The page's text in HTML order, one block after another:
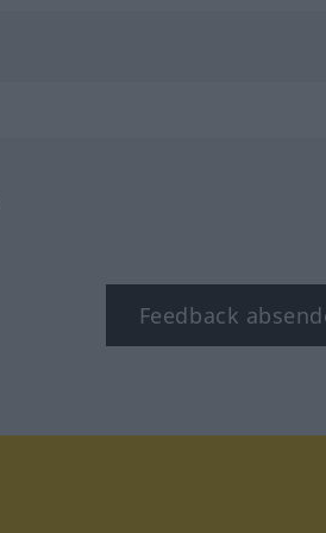
Feedback